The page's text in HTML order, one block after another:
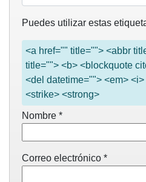
Puedes utilizar estas
<a href="" title=""> <abbr
title=""> <b> <blockquote
<del datetime=""> <em>
<strike> <strong>
Nombre *
Correo electrónico *